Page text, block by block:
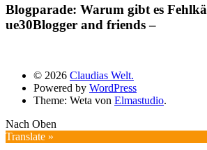
Blogparade: Warum gibt es
ue30Blogger and friends –
© 2026 Claudias Welt.
Powered by WordPress
Theme: Weta von Elmastudio.
Nach Oben
Translate »